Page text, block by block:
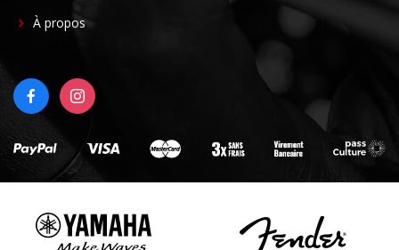
FOOTER
À propos
FACEBOOKINSTAGRAM